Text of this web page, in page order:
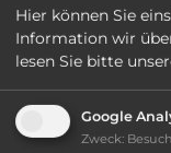
Hier können Sie
Information wir
lesen Sie bitte
Google
Zweck: